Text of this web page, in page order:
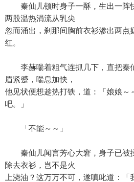
秦仙儿顿时身子一酥，生出一阵
两股温热涓流从乳尖
忽而涌出，刹那间胸前衣衫渗出两点
红。
李赫喘着粗气连抓几下，直把秦
眉紧蹙，喘息加快，
他见状便想趁热打铁，道：「娘娘～
吧。」
「不能～～」
秦仙儿闻言芳心大窘，身子已被
除去衣衫，岂不是火
上浇油？这万万不可，遂嗔叱道：